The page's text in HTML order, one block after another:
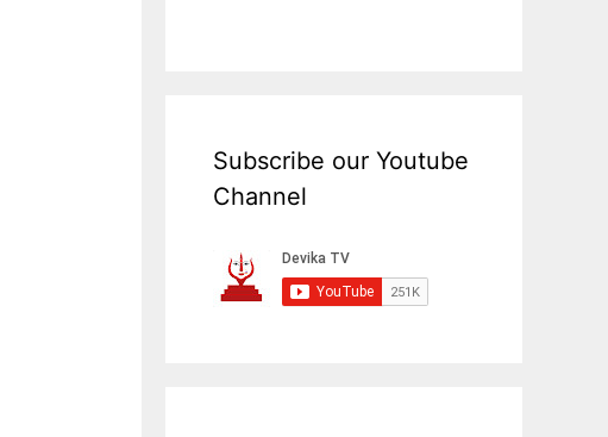
Subscribe our Youtube
Channel